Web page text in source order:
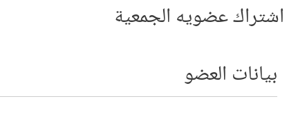
اشتراك عضويه الجمعية
بيانات العضو